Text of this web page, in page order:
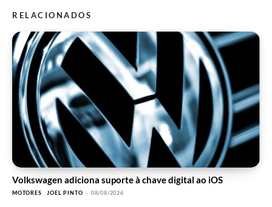
RELACIONADOS
Volkswagen adiciona suporte à chave digital ao iOS
MOTORES JOEL PINTO - 08/08/2026